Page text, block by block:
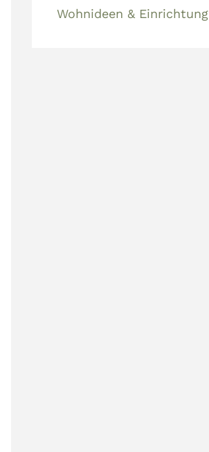
Wohnideen & Einrichtung